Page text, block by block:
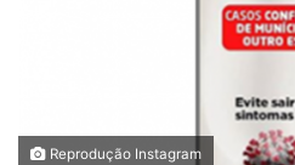
Reprodução Instagram